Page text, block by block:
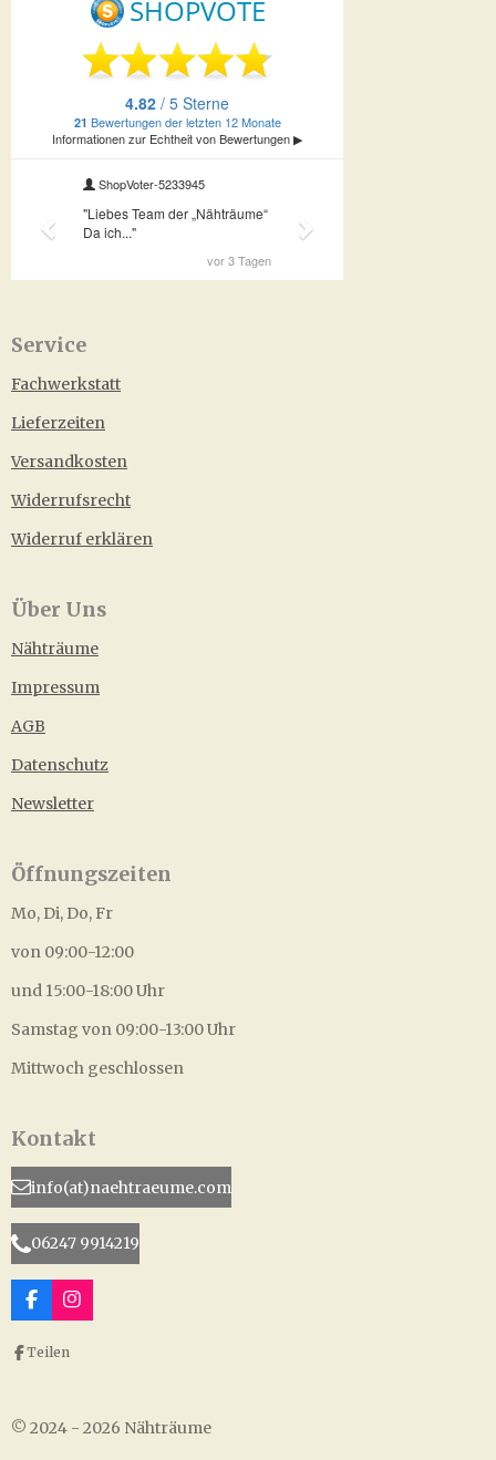
Service
Fachwerkstatt
Lieferzeiten
Versandkosten
Widerrufsrecht
Widerruf erklären
Über Uns
Nähträume
Impressum
AGB
Datenschutz
Newsletter
Öffnungszeiten
Mo, Di, Do, Fr
von 09:00-12:00
und 15:00-18:00 Uhr
Samstag von 09:00-13:00 Uhr
Mittwoch geschlossen
Kontakt
info(at)naehtraeume.com
06247 9914219
F
a
c
e
k
I
n
a
Teilen
© 2024 - 2026 Nähträume